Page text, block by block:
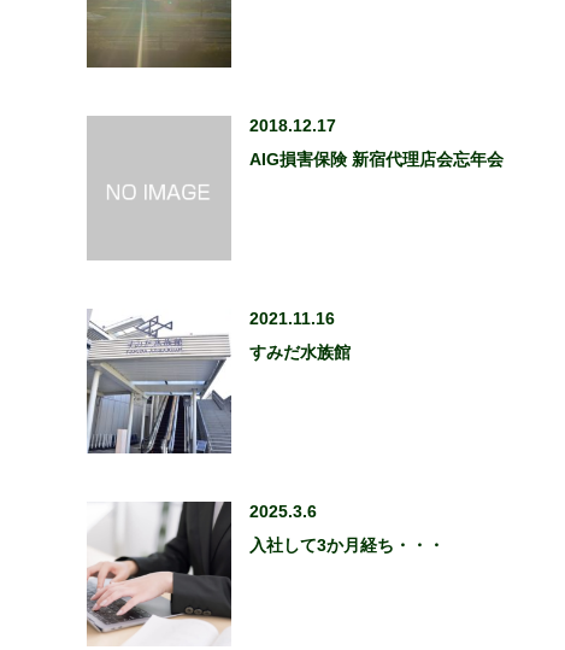
2018.12.17
AIG損害保険 新宿代理店会忘年会
2021.11.16
すみだ水族館
2025.3.6
入社して3か月経ち・・・